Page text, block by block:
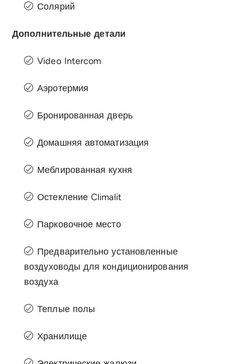
Солярий
Дополнительные детали
Video Intercom
Аэротермия
Бронированная дверь
Домашняя автоматизация
Меблированная кухня
Остекление Climalit
Парковочное место
Предварительно установленные
воздуховоды для кондиционирования
воздуха
Теплые полы
Хранилище